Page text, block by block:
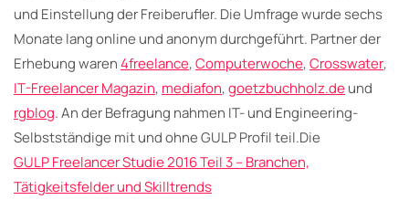
und Einstellung der Freiberufler. Die Umfrage wurde sechs
Monate lang online und anonym durchgeführt. Partner der
Erhebung waren4freelance,Computerwoche,Crosswater,
IT-Freelancer Magazin, mediafon,goetzbuchholz.deund
rgblog. An der Befragung nahmen IT- und Engineering-
Selbstständige mit und ohne GULP Profil teil.Die
GULP Freelancer Studie 2016 Teil 3 – Branchen,
Tätigkeitsfelder und Skilltrends